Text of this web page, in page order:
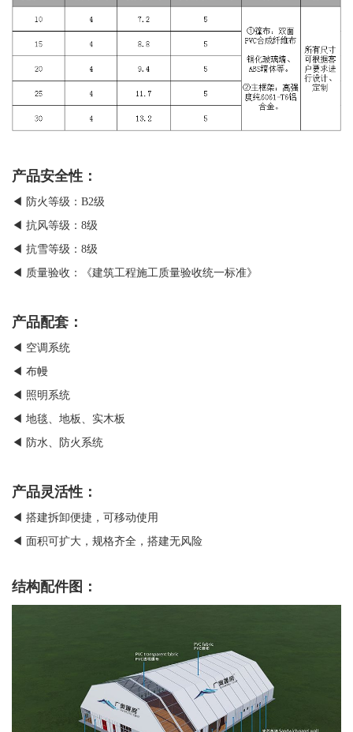
产品安全性：
◀ 防火等级：B2级
◀ 抗风等级：8级
◀ 抗雪等级：8级
◀ 质量验收：《建筑工程施工质量验收统一标准》
产品配套：
◀ 空调系统
◀ 布幔
◀ 照明系统
◀ 地毯、地板、实木板
◀ 防水、防火系统
产品灵活性：
◀ 搭建拆卸便捷，可移动使用
◀ 面积可扩大，规格齐全，搭建无风险
结构配件图：